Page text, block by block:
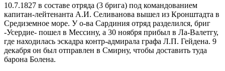
10.7.1827 в составе отряда (3 брига) под командованием
капитан-лейтенанта А.И. Селиванова вышел из Кронштадта в
Средиземное море. У о-ва Сардиния отряд разделился, бриг
-Усердие- пошел в Мессину, а 30 ноября прибыл в Ла-Валетгу,
где находилась эскадра контр-адмирала графа Л.П. Гейдена. 9
декабря он был отправлен в Смирну, чтобы доставить туда
барона Болена.